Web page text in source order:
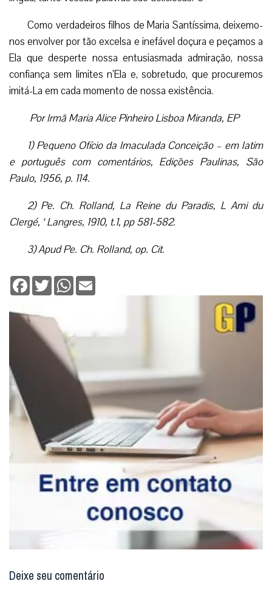
3) Apud Pe. Ch. Rolland, op. Cit.
FacebookTwitterWhatsApp
Email
Deixe seu comentário
Enviar resposta
Digite seu email para verificar seu